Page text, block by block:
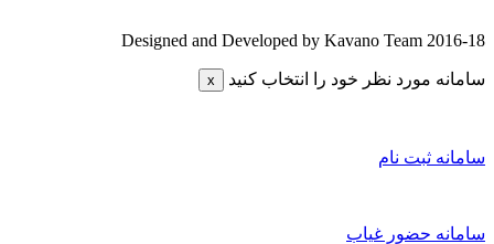
Designed and Developed by Kavano Team 2016-
مورد نظر خود را انتخاب کنید
ثبت نام
حضور غیاب